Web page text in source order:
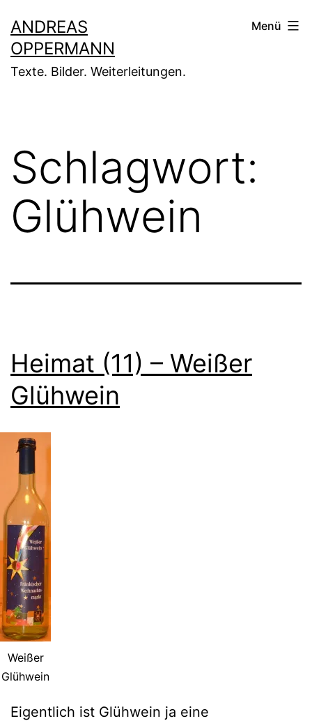
Inhalt
springen
ANDREAS
OPPERMANN
Texte. Bilder. Weiterleitungen.
Menü
Schlagwort:
Glühwein
Heimat (11) – Weißer
Glühwein
Weißer
Glühwein
Eigentlich ist Glühwein ja eine